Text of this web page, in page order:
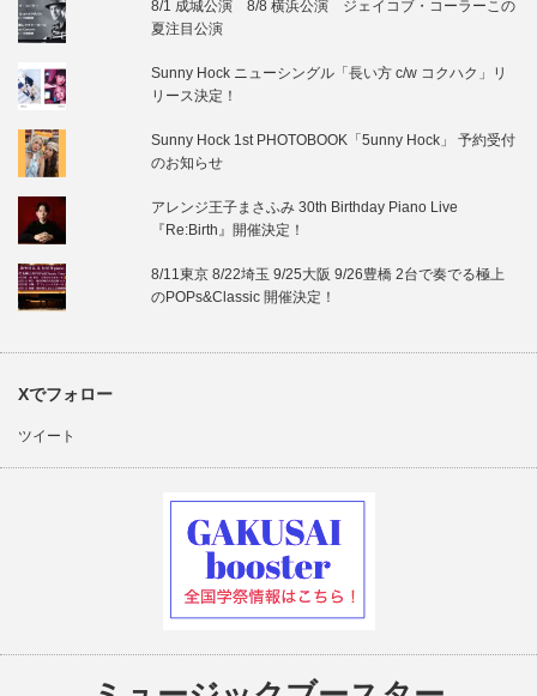
8/1 成城公演 8/8 横浜公演 ジェイコブ・コーラーこの
夏注目公演
Sunny Hock ニューシングル「長い方 c/w コクハク」リ
リース決定！
Sunny Hock 1st PHOTOBOOK「5unny Hock」 予約受付
のお知らせ
アレンジ王子まさふみ 30th Birthday Piano Live
『Re:Birth』開催決定！
8/11東京 8/22埼玉 9/25大阪 9/26豊橋 2台で奏でる極上
のPOPs&Classic 開催決定！
Xでフォロー
ツイート